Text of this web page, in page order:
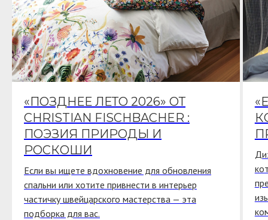
«ПОЗДНЕЕ ЛЕТО 2026» ОТ
CHRISTIAN FISCHBACHER :
ПОЭЗИЯ ПРИРОДЫ И
РОСКОШИ
Если вы ищете вдохновение для обновления
спальни или хотите привнести в интерьер
частичку швейцарского мастерства — эта
подборка для вас.